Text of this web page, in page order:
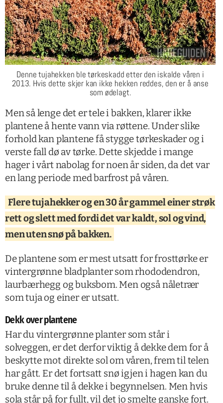
Denne tujahekken ble tørkeskadd etter den iskalde våren i
2013. Hvis dette skjer kan ikke hekken reddes, den er å anse
som ødelagt.
Men så lenge det er tele i bakken, klarer ikke
plantene å hente vann via røttene. Under slike
forhold kan plantene få stygge tørkeskader og i
verste fall dø av tørke. Dette skjedde i mange
hager i vårt nabolag for noen år siden, da det var
en lang periode med barfrost på våren.
Flere tujahekker og en 30 år gammel einer strøk
rett og slett med fordi det var kaldt, sol og vind,
men uten snø på bakken.
De plantene som er mest utsatt for frosttørke er
vintergrønne bladplanter som rhododendron,
laurbærhegg og buksbom. Men også nåletrær
som tuja og einer er utsatt.
Dekk over plantene
Har du vintergrønne planter som står i
solveggen, er det derfor viktig å dekke dem for å
beskytte mot direkte sol om våren, frem til telen
har gått. Er det fortsatt snø igjen i hagen kan du
bruke denne til å dekke i begynnelsen. Men hvis
sola står på for fullt, vil det jo smelte ganske fort.